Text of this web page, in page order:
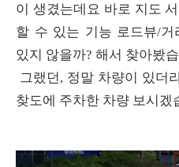
이 생겼는데요 바로 지도
할 수 있는 기능 로드뷰/
있지 않을까? 해서 찾아봤
그랬던, 정말 차량이 있더
찾도에 주차한 차량 보시겠